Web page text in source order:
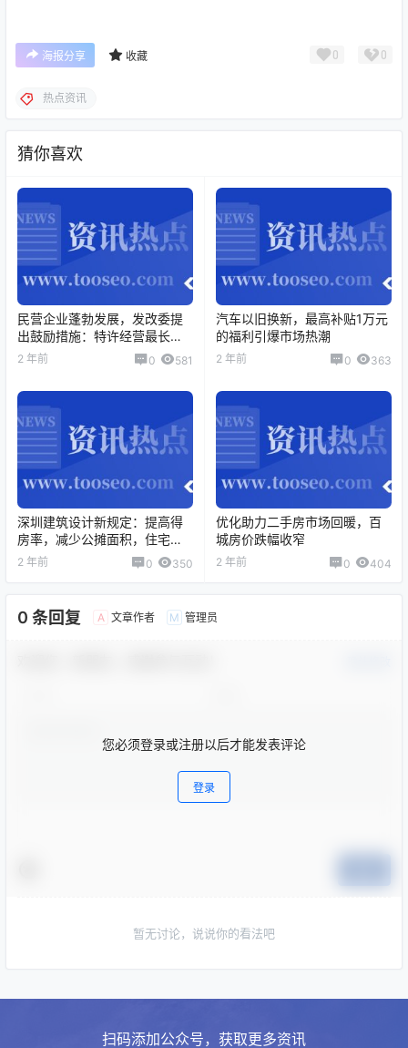
海报分享 收藏 0 0
热点资讯
猜你喜欢
民营企业蓬勃发展，发改委提
出鼓励措施：特许经营最长期
限延长到40年
2 年前 0 581
汽车以旧换新，最高补贴1万元
的福利引爆市场热潮
2 年前 0 363
深圳建筑设计新规定：提高得
房率，减少公摊面积，住宅限
高150米
2 年前 0 350
优化助力二手房市场回暖，百
城房价跌幅收窄
2 年前 0 404
0 条回复 A 文章作者 M 管理员
您必须登录或注册以后才能发表评论
登录
暂无讨论，说说你的看法吧
扫码添加公众号，获取更多资讯